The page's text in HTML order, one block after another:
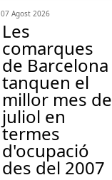
07 Agost 2026
Les
comarques
de Barcelona
tanquen el
millor mes de
juliol en
termes
d'ocupació
des del 2007